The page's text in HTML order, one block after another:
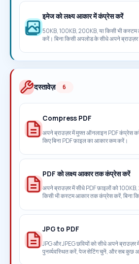
इमेज को लक्ष्य आकार में कंप्रेस करें
50KB, 100KB, 200KB, या किसी भी
करें। बिना किसी अपलोड के सीधे अपने ब्राउज़र
दस्तावेज़ 6
Compress PDF
अपने ब्राउज़र में मुफ्त ऑनलाइन PDF कंप्रेस
किए बिना PDF फ़ाइल का आकार कम करें।
PDF को लक्ष्य आकार तक कंप्रेस करें
अपने ब्राउज़र में सीधे PDF फ़ाइलों को
किसी भी कस्टम आकार तक कंप्रेस करें, बिना
JPG to PDF
JPG और JPEG छवियों को सीधे अपने ब्राउज़र
पुनर्व्यवस्थित करें, पेज सेटिंग चुनें, और सब कुछ